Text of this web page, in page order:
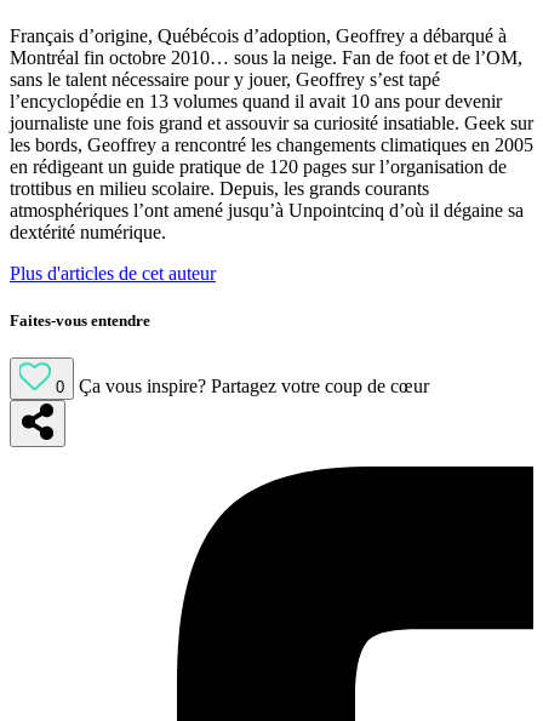
Français d’origine, Québécois d’adoption, Geoffrey a débarqué à
Montréal fin octobre 2010… sous la neige. Fan de foot et de l’OM,
sans le talent nécessaire pour y jouer, Geoffrey s’est tapé
l’encyclopédie en 13 volumes quand il avait 10 ans pour devenir
journaliste une fois grand et assouvir sa curiosité insatiable. Geek sur
les bords, Geoffrey a rencontré les changements climatiques en 2005
en rédigeant un guide pratique de 120 pages sur l’organisation de
trottibus en milieu scolaire. Depuis, les grands courants
atmosphériques l’ont amené jusqu’à Unpointcinq d’où il dégaine sa
dextérité numérique.
Plus d'articles de cet auteur
Faites-vous entendre
0 Ça vous inspire? Partagez votre coup de cœur